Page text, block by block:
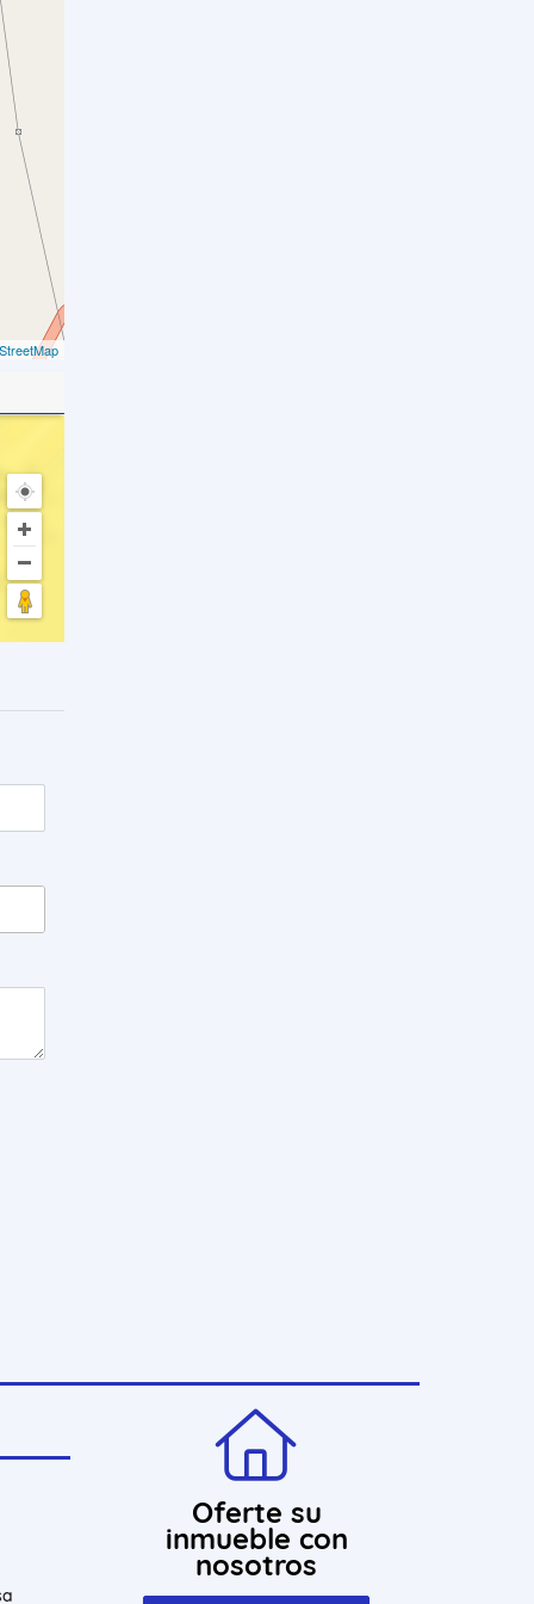
Oferte su
inmueble con
nosotros